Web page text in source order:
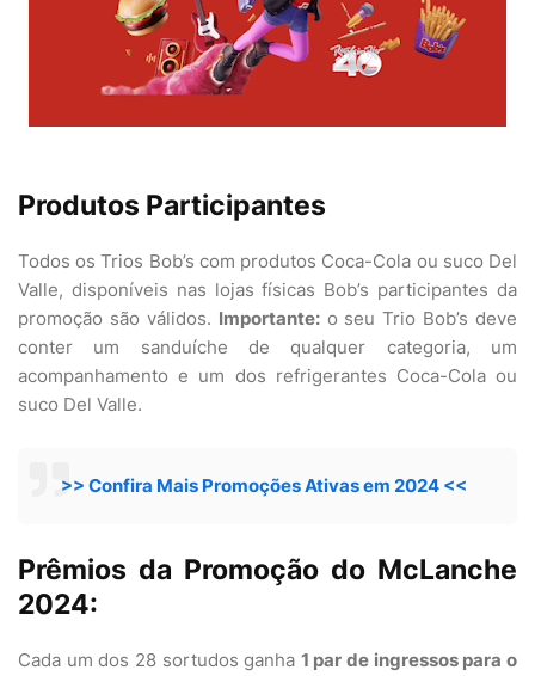
Produtos Participantes
Todos os Trios Bob’s com produtos Coca-Cola ou suco Del
Valle, disponíveis nas lojas físicas Bob’s participantes da
promoção são válidos. Importante:o seu Trio Bob’s deve
conter um sanduíche de qualquer categoria, um
acompanhamento e um dos refrigerantes Coca-Cola ou
suco Del Valle.
>> Confira Mais Promoções Ativas em 2024 <<
Prêmios da Promoção do McLanche
2024:
Cada um dos 28 sortudos ganha 1 par de ingressos para o